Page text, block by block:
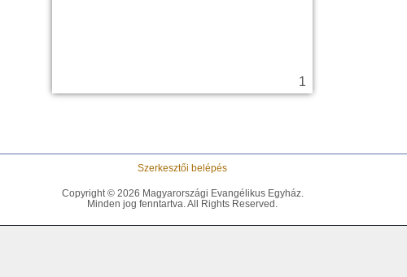
Szerkesztői belépés
Copyright © 2026 Magyarországi Evangélikus Egyház.
Minden jog fenntartva. All Rights Reserved.